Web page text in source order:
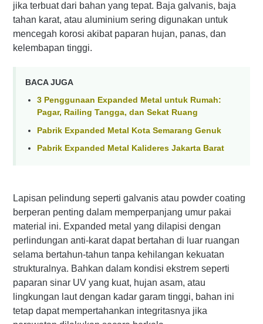
jika terbuat dari bahan yang tepat. Baja galvanis, baja
tahan karat, atau aluminium sering digunakan untuk
mencegah korosi akibat paparan hujan, panas, dan
kelembapan tinggi.
BACA JUGA
3 Penggunaan Expanded Metal untuk Rumah:
Pagar, Railing Tangga, dan Sekat Ruang
Pabrik Expanded Metal Kota Semarang Genuk
Pabrik Expanded Metal Kalideres Jakarta Barat
Lapisan pelindung seperti galvanis atau powder coating
berperan penting dalam memperpanjang umur pakai
material ini. Expanded metal yang dilapisi dengan
perlindungan anti-karat dapat bertahan di luar ruangan
selama bertahun-tahun tanpa kehilangan kekuatan
strukturalnya. Bahkan dalam kondisi ekstrem seperti
paparan sinar UV yang kuat, hujan asam, atau
lingkungan laut dengan kadar garam tinggi, bahan ini
tetap dapat mempertahankan integritasnya jika